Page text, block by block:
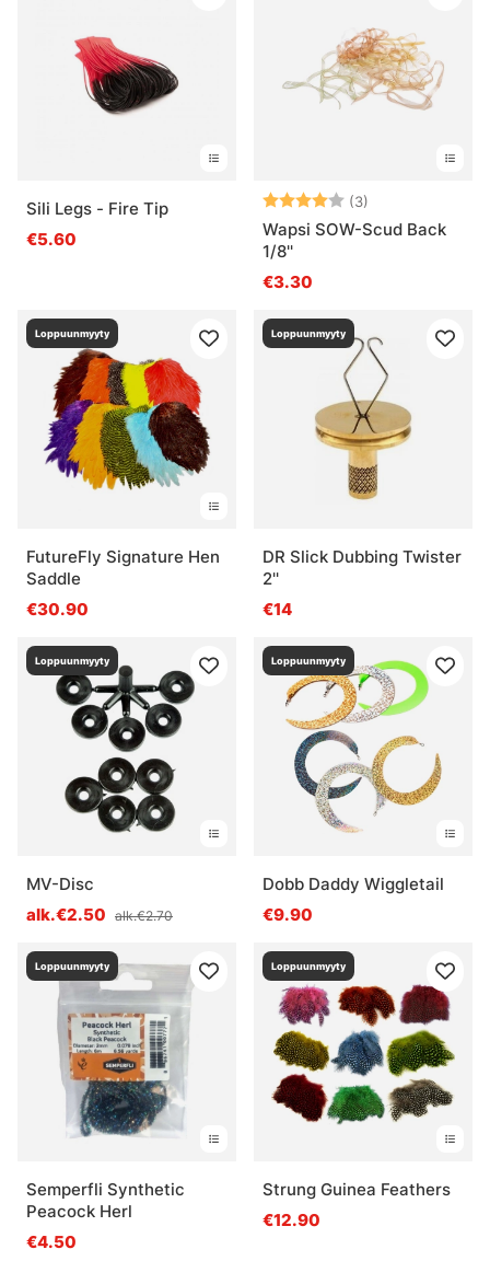
Sili Legs - Fire Tip
€5.60
Arvio: (3)
Wapsi SOW-Scud Back
1/8''
€3.30
Loppuunmyyty
FutureFly Signature Hen
Saddle
€30.90
Loppuunmyyty
DR Slick Dubbing Twister
2''
€14
Loppuunmyyty
MV-Disc
alk.€2.50 alk.€2.70
Loppuunmyyty
Dobb Daddy Wiggletail
€9.90
Loppuunmyyty
Semperfli Synthetic
Peacock Herl
€4.50
Loppuunmyyty
Strung Guinea Feathers
€12.90